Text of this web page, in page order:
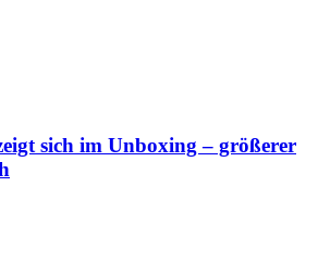
sich im Unboxing – größerer